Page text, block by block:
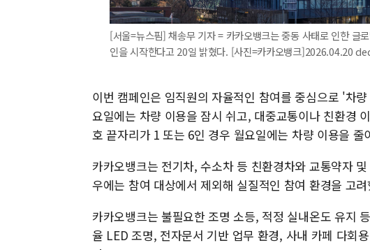
[서울=뉴스핌] 채송무 기자 = 카카오뱅크는 중동 사태로 인한 글
인을 시작한다고 20일 밝혔다. [사진=카카오뱅크]2026.04.20
이번 캠페인은 임직원의 자율적인 참여를 중심으로 '차
요일에는 차량 이용을 잠시 쉬고, 대중교통이나 친환경
호 끝자리가 1 또는 6인 경우 월요일에는 차량 이용을 줄
카카오뱅크는 전기차, 수소차 등 친환경차와 교통약자
우에는 참여 대상에서 제외해 실질적인 참여 환경을 고
카카오뱅크는 불필요한 조명 소등, 적정 실내온도 유지
율 LED 조명, 전자문서 기반 업무 환경, 사내 카페 다회